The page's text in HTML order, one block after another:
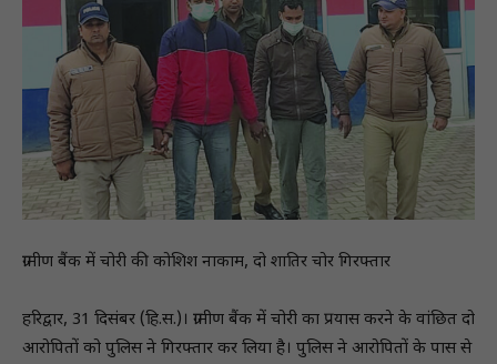
ग्रामीण बैंक में चोरी की कोशिश नाकाम, दो शातिर चोर गिरफ्तार
हरिद्वार, 31 दिसंबर (हि.स.)। ग्रामीण बैंक में चोरी का प्रयास करने के वांछित दो
आरोपितों को पुलिस ने गिरफ्तार कर लिया है। पुलिस ने आरोपितों के पास से